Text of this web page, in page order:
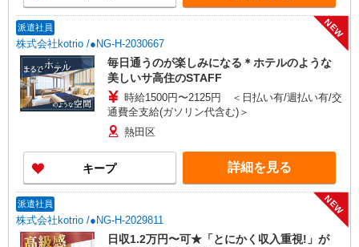
派遣社員
株式会社kotrio /●NG-H-2030667
NEW
毎日通うのが楽しみになる＊ホテルのような
美しいサ高住のSTAFF
時給1500円〜2125円 ＜日払い有/週払い有/交
通費全支給(ガソリン代含む)＞
熱田区
キープ 詳細を見る
派遣社員
株式会社kotrio /●NG-H-2029811
NEW
日収1.2万円〜可★「とにかく収入重視!」が